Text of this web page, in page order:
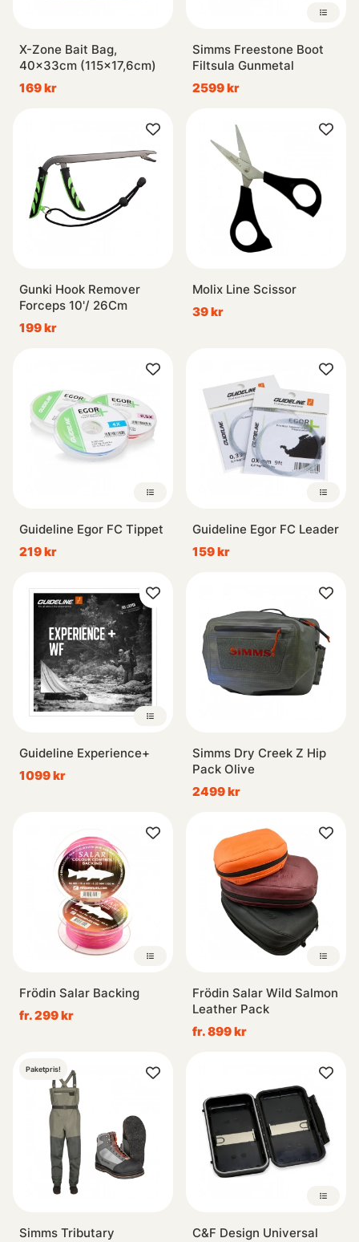
X-Zone Bait Bag,
40x33cm (115x17,6cm)
169 kr
Simms Freestone Boot
Filtsula Gunmetal
2599 kr
Gunki Hook Remover
Forceps 10'/ 26Cm
199 kr
Molix Line Scissor
39 kr
Guideline Egor FC Tippet
219 kr
Guideline Egor FC Leader
159 kr
Guideline Experience+
1099 kr
Simms Dry Creek Z Hip
Pack Olive
2499 kr
Frödin Salar Backing
fr. 299 kr
Frödin Salar Wild Salmon
Leather Pack
fr. 899 kr
Paketpris!
Simms Tributary
C&F Design Universal